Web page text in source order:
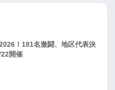
！181名激闘、地区代表決
開催